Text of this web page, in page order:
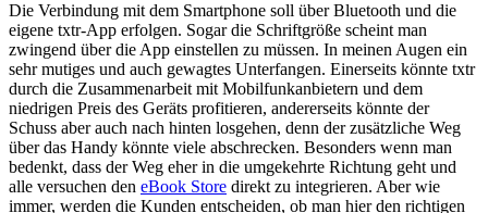
Die Verbindung mit dem Smartphone soll über Bluetooth und die
eigene txtr-App erfolgen. Sogar die Schriftgröße scheint man
zwingend über die App einstellen zu müssen. In meinen Augen ein
sehr mutiges und auch gewagtes Unterfangen. Einerseits könnte txtr
durch die Zusammenarbeit mit Mobilfunkanbietern und dem
niedrigen Preis des Geräts profitieren, andererseits könnte der
Schuss aber auch nach hinten losgehen, denn der zusätzliche Weg
über das Handy könnte viele abschrecken. Besonders wenn man
bedenkt, dass der Weg eher in die umgekehrte Richtung geht und
alle versuchen den eBook Store direkt zu integrieren. Aber wie
immer, werden die Kunden entscheiden, ob man hier den richtigen